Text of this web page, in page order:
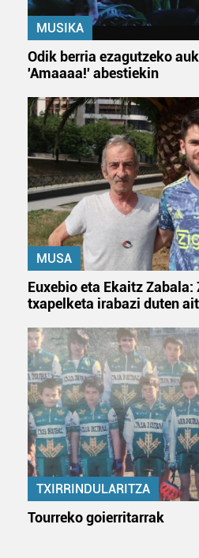
MUSIKA
Odik berria ezagutzeko
'Amaaaa!' abestiekin
MUSA
Euxebio eta Ekaitz
txapelketa irabazi duten
TXIRRINDULARITZA
Tourreko goierritarrak